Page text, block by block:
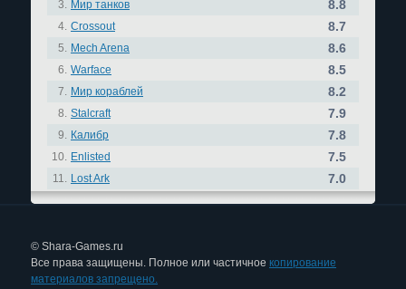
3. Мир танков 8.8
4. Crossout 8.7
5. Mech Arena 8.6
6. Warface 8.5
7. Мир кораблей 8.2
8. Stalcraft 7.9
9. Калибр 7.8
10. Enlisted 7.5
11. Lost Ark 7.0
© Shara-Games.ru
Все права защищены. Полное или частичное копирование
материалов запрещено.